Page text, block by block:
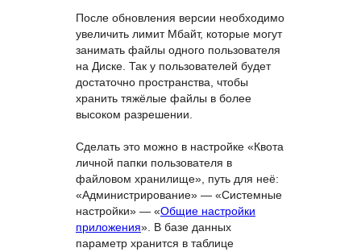
После обновления версии необходимо
увеличить лимит Мбайт, которые могут
занимать файлы одного пользователя
на Диске. Так у пользователей будет
достаточно пространства, чтобы
хранить тяжёлые файлы в более
высоком разрешении.
Сделать это можно в настройке «Квота
личной папки пользователя в
файловом хранилище», путь для неё:
«Администрирование» — «Системные
настройки» — «Общие настройки
приложения». В базе данных
параметр хранится в таблице